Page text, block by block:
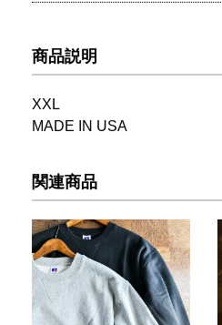
商品説明
XXL
MADE IN USA
関連商品